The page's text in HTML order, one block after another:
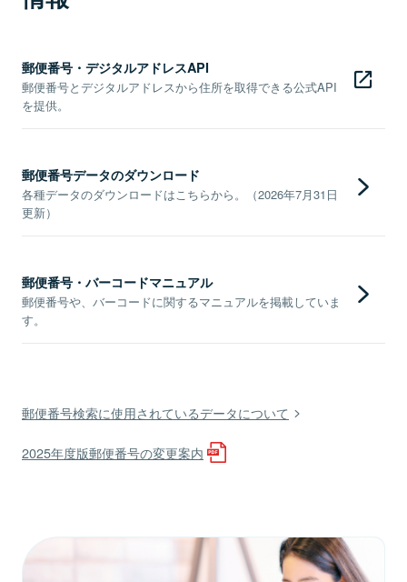
郵便番号・デジタルアドレスAPI
郵便番号とデジタルアドレスから住所を取得できる公式API
を提供。
郵便番号データのダウンロード
各種データのダウンロードはこちらから。（2026年7月31日
更新）
郵便番号・バーコードマニュアル
郵便番号や、バーコードに関するマニュアルを掲載していま
す。
郵便番号検索に使用されているデータについて
2025年度版郵便番号の変更案内